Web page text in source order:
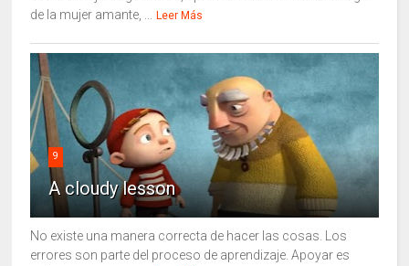
de la mujer amante, ...
Leer Más
9
A cloudy lesson
No existe una manera correcta de hacer las cosas. Los
errores son parte del proceso de aprendizaje. Apoyar es